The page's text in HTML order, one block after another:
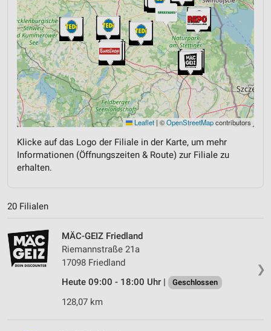
Leaflet | ©OpenStreetMapcontributors
Klicke auf das Logo der Filiale in der Karte, um mehr
Informationen (Öffnungszeiten & Route) zur Filiale zu
erhalten.
20 Filialen
❯
MÄC-GEIZ Friedland
Riemannstraße 21a
17098 Friedland
Heute 09:00 - 18:00 Uhr |
Geschlossen
128,07 km